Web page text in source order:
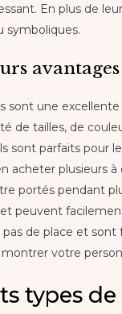
En plus de
symboliques.
avantages
sont une
de tailles, de
sont parfaits pour
acheter plusieurs
portés pendant
peuvent
de place et sont
votre
types